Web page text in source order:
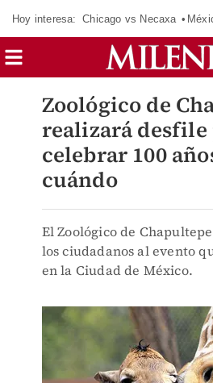
Hoy interesa: Chicago vs Necaxa
Zoológico de
realizará desfile
celebrar 100
cuándo
El Zoológico de
los ciudadanos al evento
en la Ciudad de México.